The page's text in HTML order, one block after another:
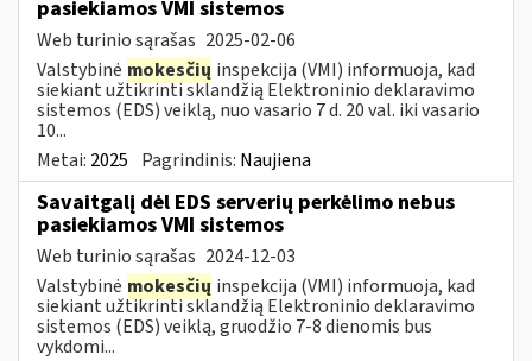
pasiekiamos VMI sistemos
Web turinio sąrašas 2025-02-06
Valstybinė mokesčių inspekcija (VMI) informuoja, kad
siekiant užtikrinti sklandžią Elektroninio deklaravimo
sistemos (EDS) veiklą, nuo vasario 7 d. 20 val. iki vasario
10...
Metai: 2025 Pagrindinis: Naujiena
Savaitgalį dėl EDS serverių perkėlimo nebus
pasiekiamos VMI sistemos
Web turinio sąrašas 2024-12-03
Valstybinė mokesčių inspekcija (VMI) informuoja, kad
siekiant užtikrinti sklandžią Elektroninio deklaravimo
sistemos (EDS) veiklą, gruodžio 7-8 dienomis bus
vykdomi...